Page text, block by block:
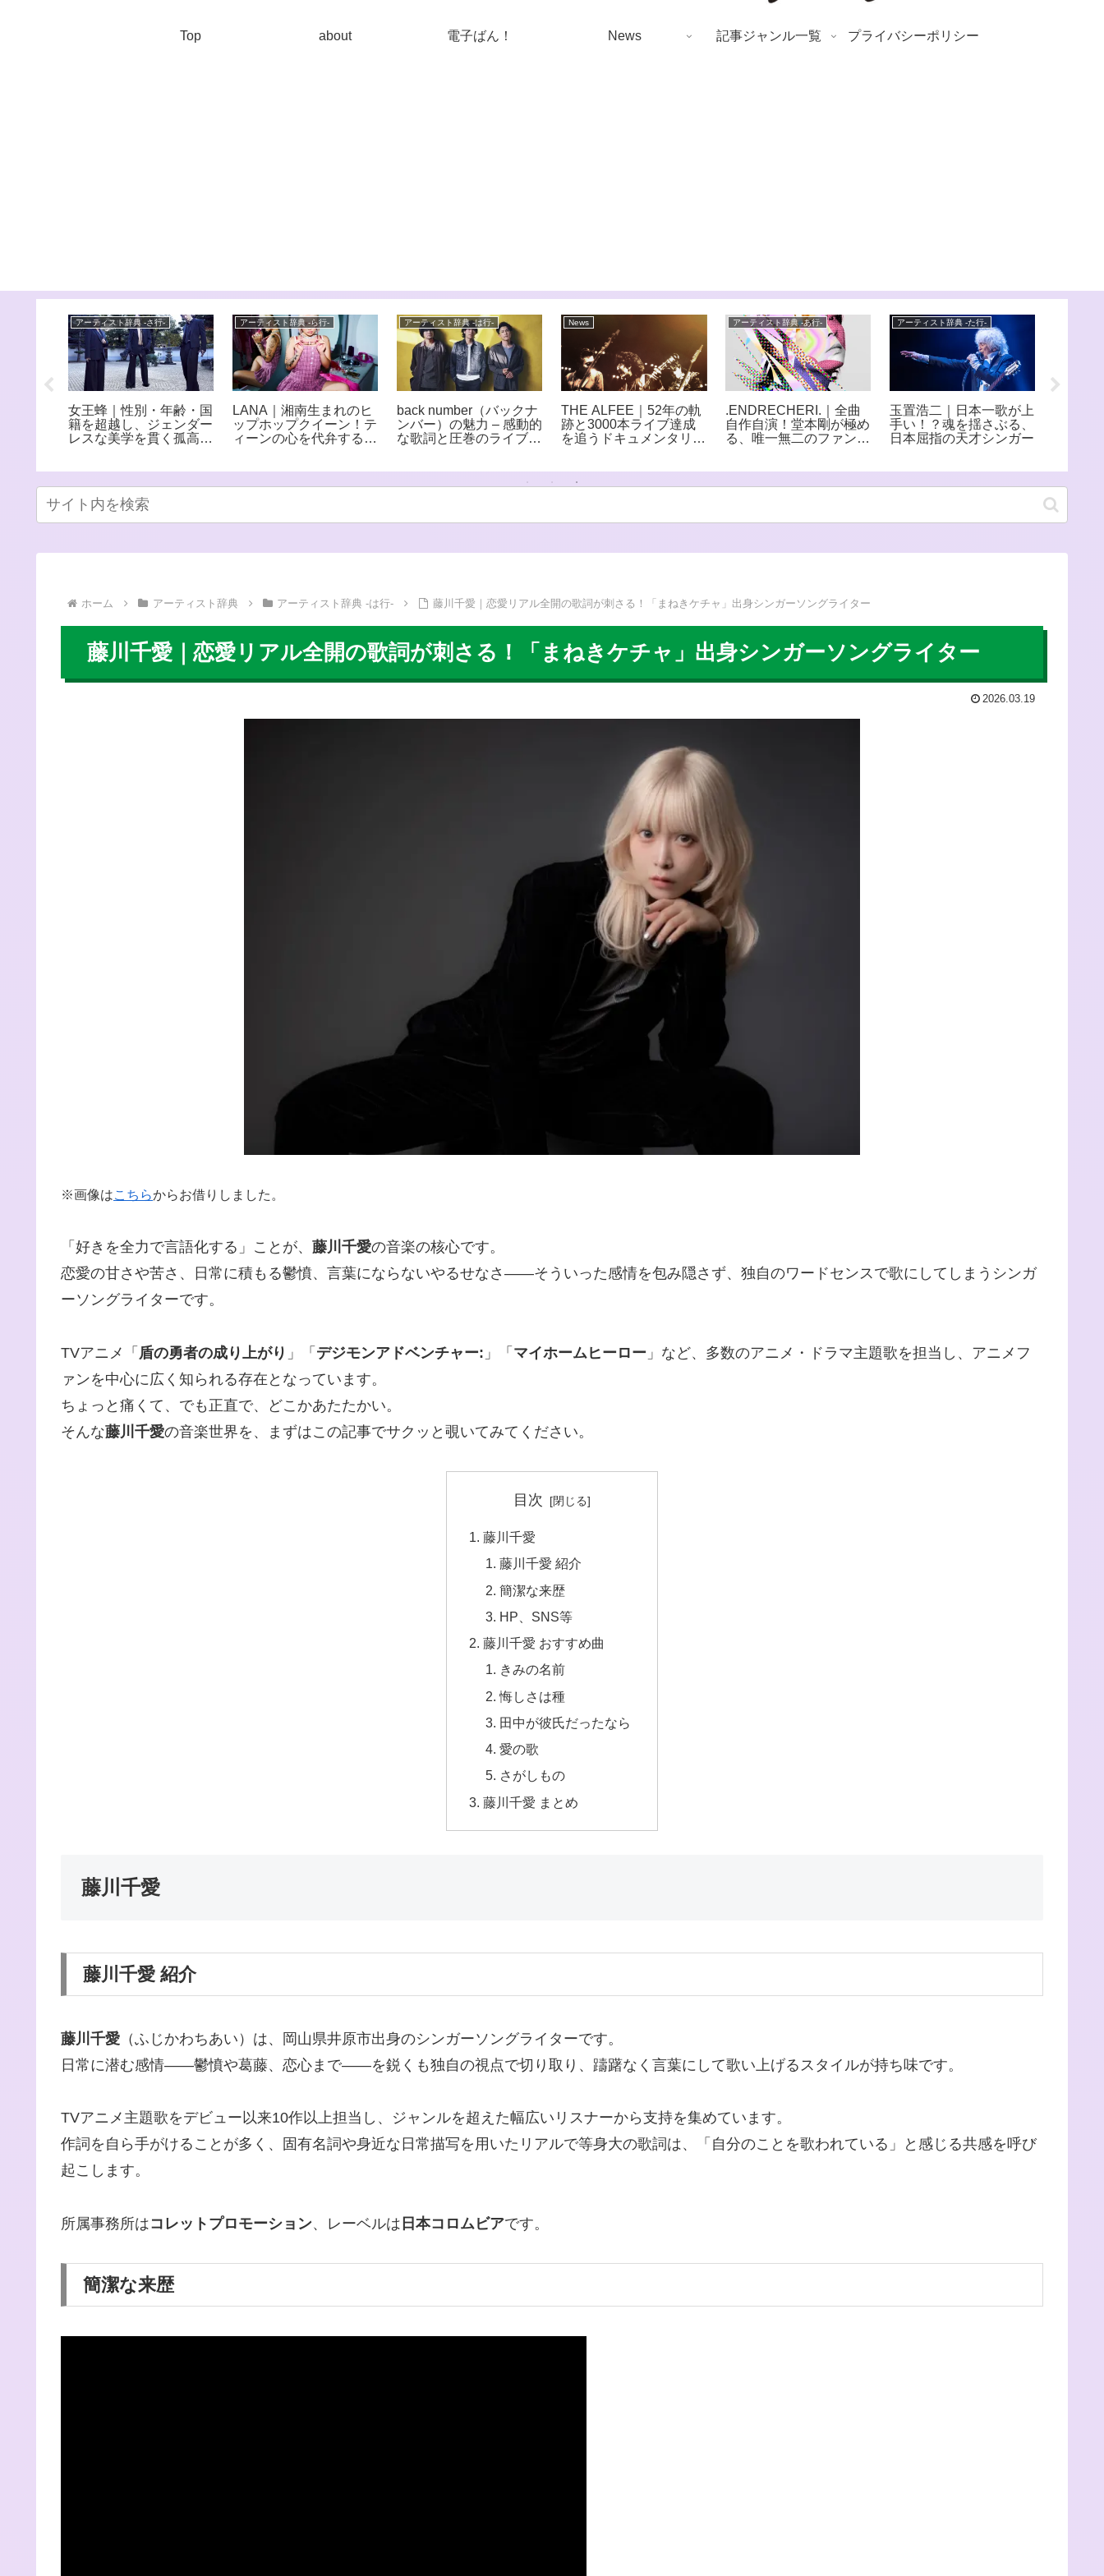
Top about 電子ばん！ News 記事ジャンル一覧 プライバシーポリシー
アーティスト辞典 -さ行-
女王蜂｜性別・年齢・国
籍を超越し、ジェンダー
レスな美学を貫く孤高の
アーティスト辞典 -ら行-
LANA｜湘南生まれのヒ
ップホップクイーン！テ
ィーンの心を代弁する次
アーティスト辞典 -は行-
back number（バックナ
ンバー）の魅力 – 感動的
な歌詞と圧巻のライブで
News
THE ALFEE｜52年の軌
跡と3000本ライブ達成
を追うドキュメンタリー
アーティスト辞典 -あ行-
.ENDRECHERI.｜全曲
自作自演！堂本剛が極め
る、唯一無二のファンク
アーティスト辞典 -た行-
玉置浩二｜日本一歌が上
手い！？魂を揺さぶる、
日本屈指の天才シンガー
ホーム アーティスト辞典 アーティスト辞典 -は行- 藤川千愛｜恋愛リアル全開の歌詞が刺さる！「まねきケチャ」出身シンガーソングライター
藤川千愛｜恋愛リアル全開の歌詞が刺さる！「まねきケチャ」出身シンガーソングライター
2026.03.19
※画像はこちらからお借りしました。
「好きを全力で言語化する」ことが、 藤川千愛の音楽の核心です。
恋愛の甘さや苦さ、日常に積もる鬱憤、言葉にならないやるせなさ——そういった感情を包み隠さず、独自のワードセンスで歌にしてしまうシンガ
ーソングライターです。
TVアニメ「 盾の勇者の成り上がり 」「 デジモンアドベンチャー: 」「 マイホームヒーロー 」など、多数のアニメ・ドラマ主題歌を担当し、アニメフ
ァンを中心に広く知られる存在となっています。
ちょっと痛くて、でも正直で、どこかあたたかい。
そんな藤川千愛の音楽世界を、まずはこの記事でサクッと覗いてみてください。
目次
藤川千愛
藤川千愛 紹介
簡潔な来歴
HP、SNS等
藤川千愛 おすすめ曲
きみの名前
悔しさは種
田中が彼氏だったなら
愛の歌
さがしもの
藤川千愛 まとめ
藤川千愛
藤川千愛 紹介
藤川千愛 （ふじかわちあい）は、岡山県井原市出身のシンガーソングライターです。
日常に潜む感情——鬱憤や葛藤、恋心まで——を鋭くも独自の視点で切り取り、躊躇なく言葉にして歌い上げるスタイルが持ち味です。
TVアニメ主題歌をデビュー以来10作以上担当し、ジャンルを超えた幅広いリスナーから支持を集めています。
作詞を自ら手がけることが多く、固有名詞や身近な日常描写を用いたリアルで等身大の歌詞は、「自分のことを歌われている」と感じる共感を呼び
起こします。
所属事務所はコレットプロモーション、レーベルは 日本コロムビアです。
簡潔な来歴